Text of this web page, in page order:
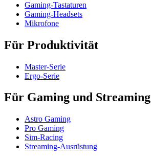
Gaming-Tastaturen
Gaming-Headsets
Mikrofone
Für Produktivität
Master-Serie
Ergo-Serie
Für Gaming und Streaming
Astro Gaming
Pro Gaming
Sim-Racing
Streaming-Ausrüstung